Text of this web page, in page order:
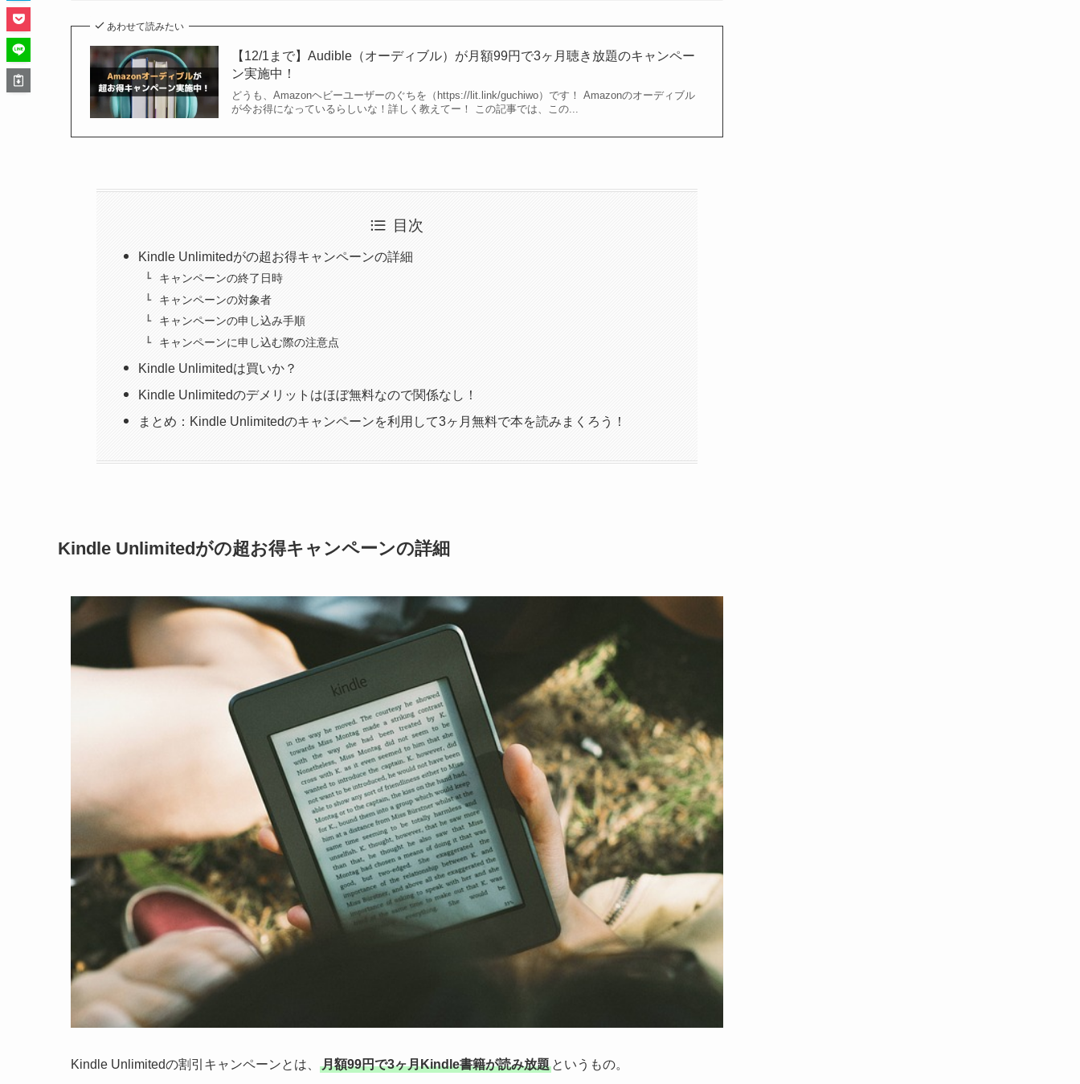
あわせて読みたい
【12/1まで】Audible（オーディブル）が月額99円で3ヶ月聴き放題のキャンペー
ン実施中！
どうも、Amazonヘビーユーザーのぐちを（https://lit.link/guchiwo）です！ Amazonのオーディブル
が今お得になっているらしいな！詳しく教えてー！ この記事では、この...
目次
Kindle Unlimitedがの超お得キャンペーンの詳細
キャンペーンの終了日時
キャンペーンの対象者
キャンペーンの申し込み手順
キャンペーンに申し込む際の注意点
Kindle Unlimitedは買いか？
Kindle Unlimitedのデメリットはほぼ無料なので関係なし！
まとめ：Kindle Unlimitedのキャンペーンを利用して3ヶ月無料で本を読みまくろう！
Kindle Unlimitedがの超お得キャンペーンの詳細
Kindle Unlimitedの割引キャンペーンとは、 月額99円で3ヶ月Kindle書籍が読み放題 というもの。